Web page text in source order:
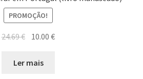
e Transparência (RGPD)
PROMOÇÃO!
24.69€
original
10.00€O
Ler mais